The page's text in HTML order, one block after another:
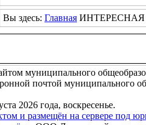
Вы здесь: Главная
муниципального
почтой муниципального
2026 года, воскресенье.
и размещён на сервере под